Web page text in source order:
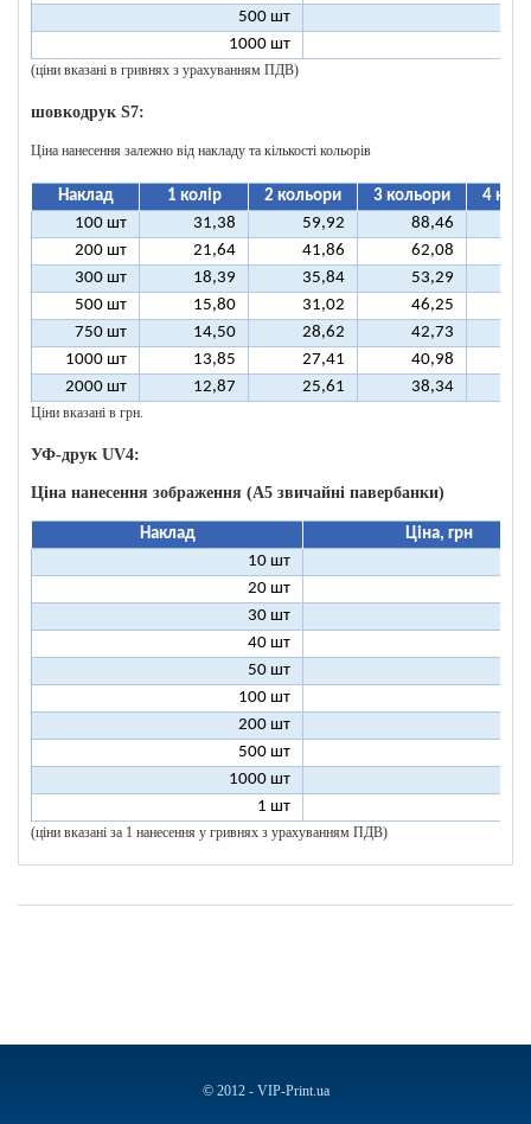
500 шт
1000 шт
(ціни вказані в гривнях з урахуванням ПДВ)
шовкодрук S7:
Ціна нанесення залежно від накладу та кількості кольорів
Наклад 1 колір 2 кольори 3 кольори
4
100 шт
31,38 59,92 88,46
200 шт
21,64 41,86 62,08
300 шт
18,39 35,84 53,29
500 шт
15,80 31,02 46,25
750 шт
14,50 28,62 42,73
1000 шт
13,85 27,41 40,98
2000 шт
12,87 25,61 38,34
Ціни вказані в грн.
УФ-друк UV4:
Ціна нанесення зображення (А5 звичайні павербанки)
Наклад
Ціна, грн
10 шт
20 шт
30 шт
40 шт
50 шт
100 шт
200 шт
500 шт
1000 шт
1 шт
(ціни вказані за 1 нанесення у гривнях з урахуванням ПДВ)
© 2012 - VIP-Print.ua